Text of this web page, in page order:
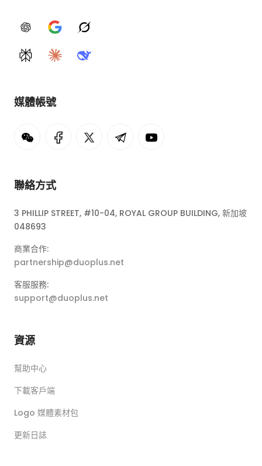
ChatGPTGoogle AIGrok
PerplexityClaudeDeepSeek
媒體帳號
聯絡方式
3 PHILLIP STREET, #10-04, ROYAL GROUP BUILDING, 新加坡
048693
商業合作:
partnership@duoplus.net
客服服務:
support@duoplus.net
資源
幫助中心
下載客戶端
Logo 媒體素材包
更新日誌